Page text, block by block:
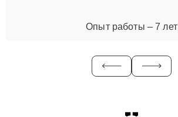
Опыт работы – 7 лет